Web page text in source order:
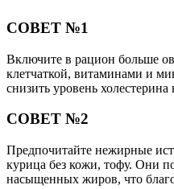
СОВЕТ №1
Включите в рацион больше
клетчаткой, витаминами и
снизить уровень холестерина
СОВЕТ №2
Предпочитайте нежирные
курица без кожи, тофу. Они
насыщенных жиров, что